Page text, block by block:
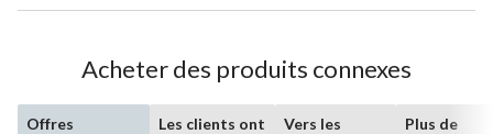
Acheter des produits connexes
Offres
Les clients ont
Vers les
Plus de